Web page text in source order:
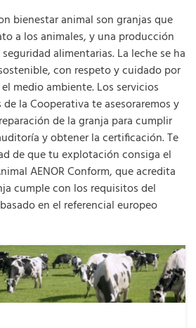
bienestar animal son granjas que
a los animales, y una producción
alimentarias. La leche se ha
con respeto y cuidado por
medio ambiente. Los servicios
la Cooperativa te asesoraremos y
de la granja para cumplir
y obtener la certificación. Te
de que tu explotación consiga el
AENOR Conform, que acredita
cumple con los requisitos del
en el referencial europeo